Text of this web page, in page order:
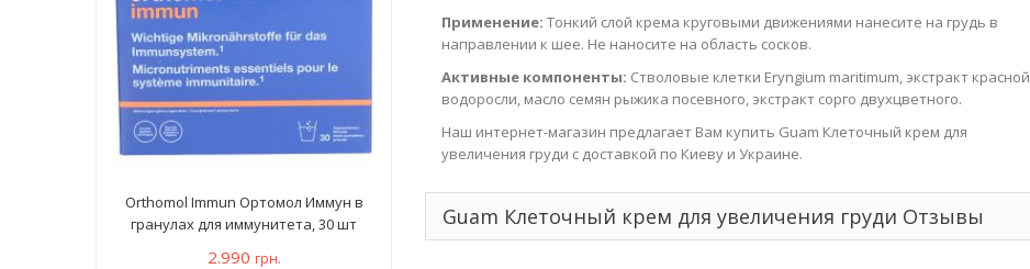
Применение: Тонкий слой крема круговыми движениями нанесите на грудь в
направлении к шее. Не наносите на область сосков.
Активные компоненты: Стволовые клетки Eryngium maritimum, экстракт красной
водоросли, масло семян рыжика посевного, экстракт сорго двухцветного.
Наш интернет-магазин предлагает Вам купить Guam Клеточный крем для
увеличения груди с доставкой по Киеву и Украине.
Guam Клеточный крем для увеличения груди Отзывы
Orthomol Immun Ортомол Иммун в
гранулах для иммунитета, 30 шт
2.990 грн.